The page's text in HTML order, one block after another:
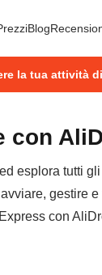
Blog
la tua attività
con
esplora tutti
gestire e
con